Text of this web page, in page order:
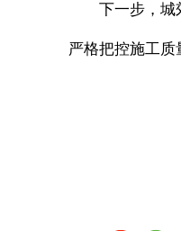
下一步，城
严格把控施工